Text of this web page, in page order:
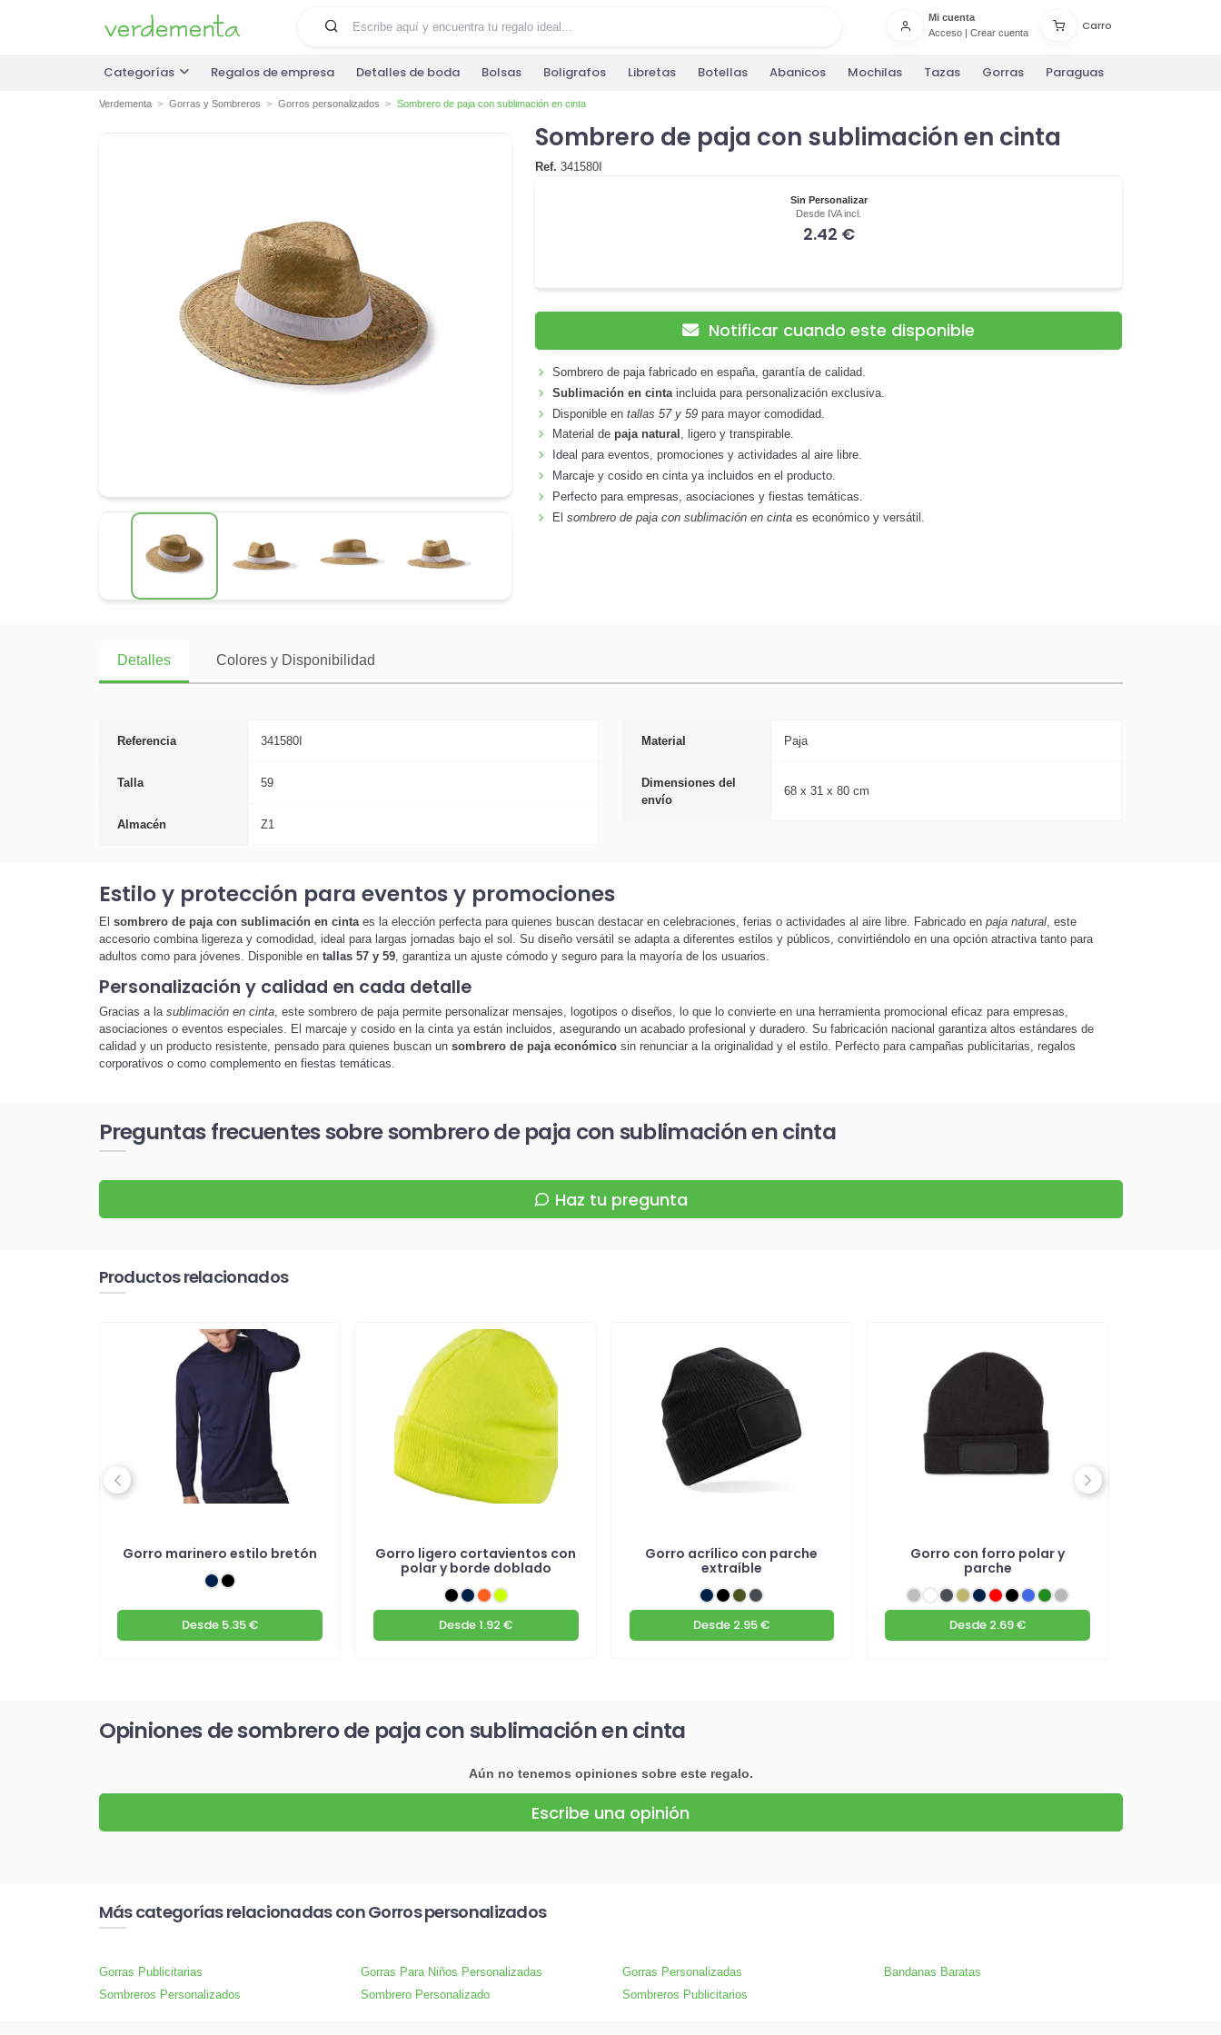
Mi cuenta
Acceso| Crear cuenta
Carro
Categorías Regalos de empresa Detalles de boda Bolsas Boligrafos Libretas Botellas Abanicos Mochilas Tazas Gorras Paraguas
Verdementa Gorras y Sombreros Gorros personalizados Sombrero de paja con sublimación en cinta
Sombrero de paja con sublimación en cinta
Ref. 341580I
Sin Personalizar
Desde IVA incl.
2.42 €
Notificar cuando este disponible
Sombrero de paja fabricado en españa, garantía de calidad.
Sublimación en cinta incluida para personalización exclusiva.
Disponible entallas 57 y 59 para mayor comodidad.
Material de paja natural , ligero y transpirable.
Ideal para eventos, promociones y actividades al aire libre.
Marcaje y cosido en cinta ya incluidos en el producto.
Perfecto para empresas, asociaciones y fiestas temáticas.
Elsombrero de paja con sublimación en cinta es económico y versátil.
Detalles Colores y Disponibilidad
Referencia 341580I
Talla 59
Almacén Z1
Material Paja
Dimensiones del
envío
68 x 31 x 80 cm
Estilo y protección para eventos y promociones
El sombrero de paja con sublimación en cintaes la elección perfecta para quienes buscan destacar en celebraciones, ferias o actividades al aire libre. Fabricado en paja natural, este
accesorio combina ligereza y comodidad, ideal para largas jornadas bajo el sol. Su diseño versátil se adapta a diferentes estilos y públicos, convirtiéndolo en una opción atractiva tanto para
adultos como para jóvenes. Disponible en tallas 57 y 59, garantiza un ajuste cómodo y seguro para la mayoría de los usuarios.
Personalización y calidad en cada detalle
Gracias a la sublimación en cinta, este sombrero de paja permite personalizar mensajes, logotipos o diseños, lo que lo convierte en una herramienta promocional eficaz para empresas,
asociaciones o eventos especiales. El marcaje y cosido en la cinta ya están incluidos, asegurando un acabado profesional y duradero. Su fabricación nacional garantiza altos estándares de
calidad y un producto resistente, pensado para quienes buscan un sombrero de paja económicosin renunciar a la originalidad y el estilo. Perfecto para campañas publicitarias, regalos
corporativos o como complemento en fiestas temáticas.
Preguntas frecuentes sobre sombrero de paja con sublimación en cinta
Haz tu pregunta
Productos relacionados
Gorro marinero estilo bretón
Desde5.35 €
Gorro ligero cortavientos con
polar y borde doblado
Desde1.92 €
Gorro acrílico con parche
extraíble
Desde 2.95 €
Gorro con forro polar y
parche
Desde 2.69 €
Previous Next
Opiniones de sombrero de paja con sublimación en cinta
Aún no tenemos opiniones sobre este regalo.
Escribe una opinión
Más categorías relacionadas con Gorros personalizados
Gorras Publicitarias Gorras Para Niños Personalizadas Gorras Personalizadas
Bandanas Baratas
Sombreros Personalizados
Sombrero Personalizado Sombreros Publicitarios